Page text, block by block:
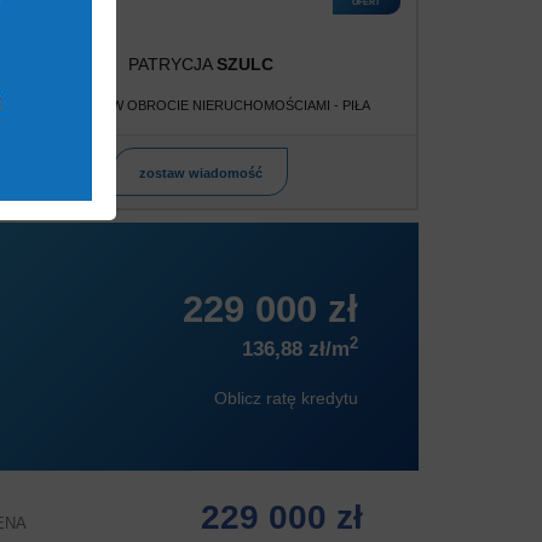
PATRYCJA SZULC
POŚREDNIK W OBROCIE NIERUCHOMOŚCIAMI - PIŁA
zostaw wiadomość
229 000 zł
136,88 zł/m2
Oblicz ratę kredytu
229 000 zł